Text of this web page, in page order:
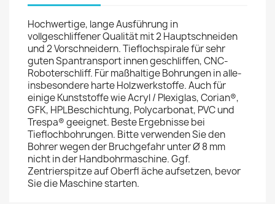
Hochwertige, lange Ausführung in
vollgeschliffener Qualität mit 2 Hauptschneiden
und 2 Vorschneidern. Tieflochspirale für sehr
guten Spantransport innen geschliffen, CNC-
Roboterschliff. Für maßhaltige Bohrungen in alle-
insbesondere harte Holzwerkstoffe. Auch für
einige Kunststoffe wie Acryl / Plexiglas, Corian®,
GFK, HPLBeschichtung, Polycarbonat, PVC und
Trespa® geeignet. Beste Ergebnisse bei
Tieflochbohrungen. Bitte verwenden Sie den
Bohrer wegen der Bruchgefahr unter Ø 8 mm
nicht in der Handbohrmaschine. Ggf.
Zentrierspitze auf Oberfl äche aufsetzen, bevor
Sie die Maschine starten.